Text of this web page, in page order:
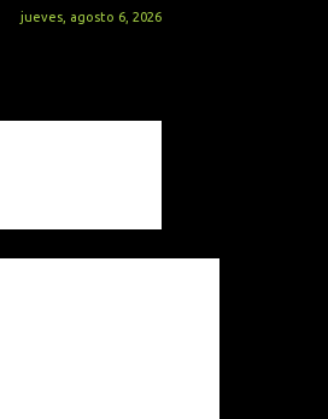
jueves, agosto 6, 2026